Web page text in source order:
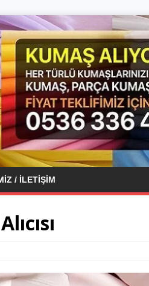
/ İLETIŞIM